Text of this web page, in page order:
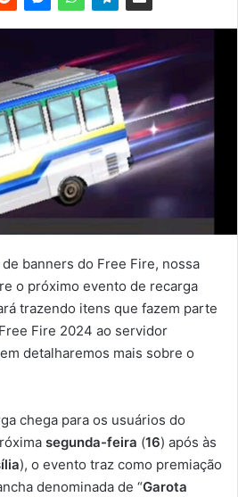
banners do Free Fire, nossa
o próximo evento de recarga
trazendo itens que fazem parte
Fire 2024 ao servidor
detalharemos mais sobre o
chega para os usuários do
segunda-feira (16) após às
), o evento traz como premiação
denominada de “Garota